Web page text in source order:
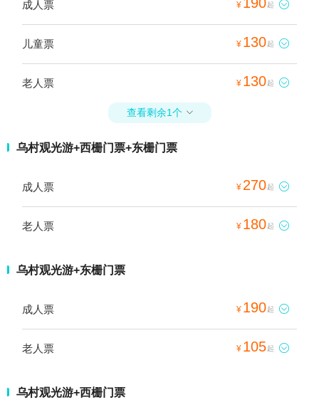
成人票 ¥ 起 
儿童票 ¥ 130起 
老人票 ¥ 130起 
查看剩余1个 
乌村观光游+西栅门票+东栅门票
成人票 ¥ 270起 
老人票 ¥ 180起 
乌村观光游+东栅门票
成人票 ¥ 190起 
老人票 ¥ 105起 
乌村观光游+西栅门票